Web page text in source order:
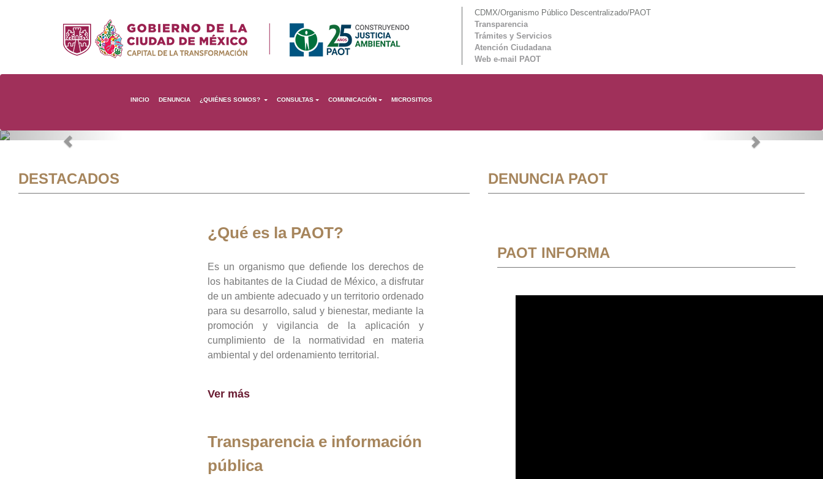
CDMX/Organismo Público Descentralizado/PAOT
Transparencia
Trámites y Servicios
Atención Ciudadana
Web e-mail PAOT
INICIO DENUNCIA ¿QUIÉNES SOMOS? CONSULTAS COMUNICACIÓN MICROSITIOS
Previous Next
DESTACADOS
¿Qué es la PAOT?
Es un organismo que defiende los derechos de
los habitantes de la Ciudad de México, a disfrutar
de un ambiente adecuado y un territorio ordenado
para su desarrollo, salud y bienestar, mediante la
promoción y vigilancia de la aplicación y
cumplimiento de la normatividad en materia
ambiental y del ordenamiento territorial.
Ver más
Transparencia e información
pública
DENUNCIA PAOT
PAOT INFORMA